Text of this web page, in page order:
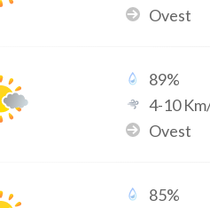
Ovest
89%
4-10
Ovest
85%